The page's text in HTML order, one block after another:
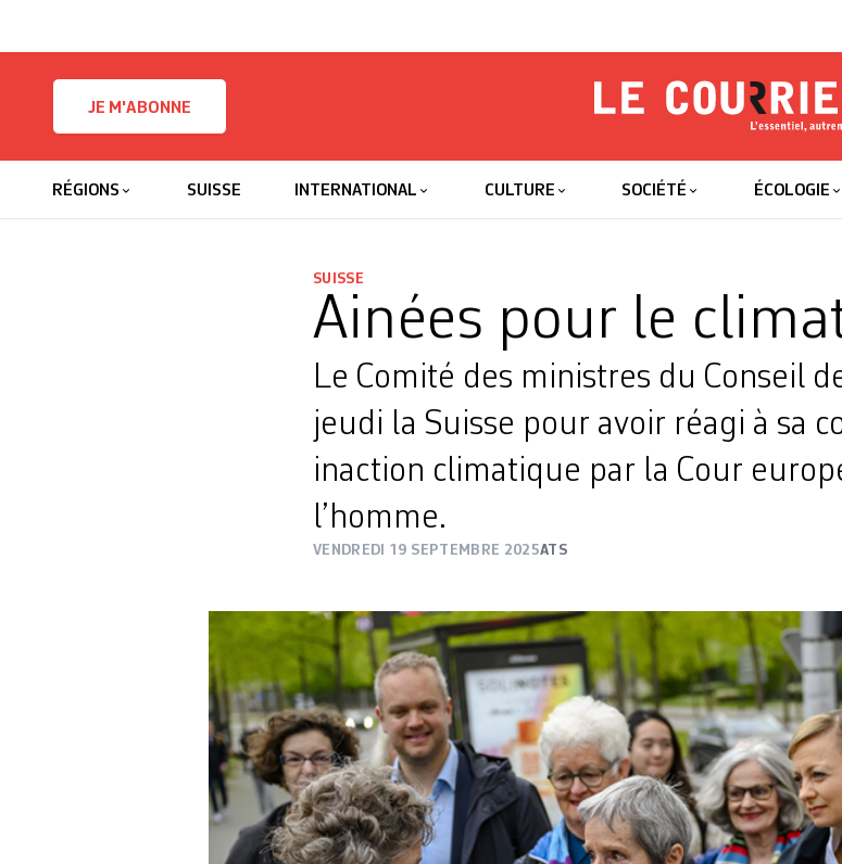
JE M'ABONNE
Le
RÉGIONS SUISSE INTERNATIONAL CULTURE SOCIÉTÉ ÉCOLOGIE
SUISSE
Ainées pour le
Le Comité des ministres du Conseil
jeudi la Suisse pour avoir réagi à sa
inaction climatique par la Cour
l’homme.
VENDREDI 19 SEPTEMBRE 2025ATS